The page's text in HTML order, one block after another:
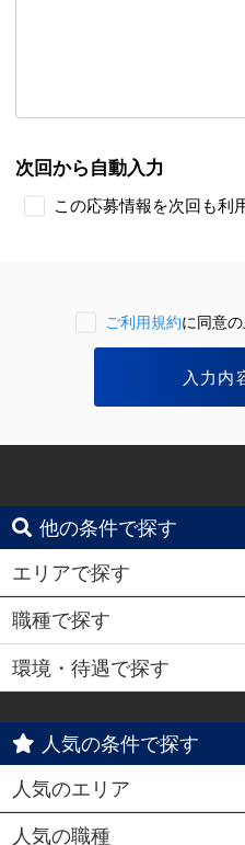
次回から自動入力
この応募情報を次回も利
ご利用規約に同意
他の条件で探す
エリアで探す
職種で探す
環境・待遇で探す
人気の条件で探す
人気のエリア
人気の職種